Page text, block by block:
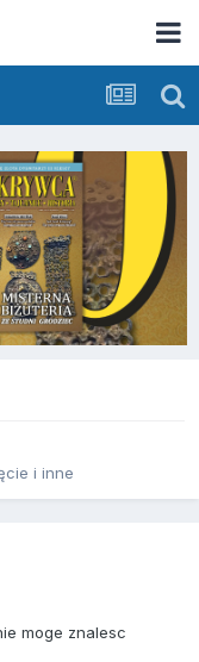
i inne
moge znalesc